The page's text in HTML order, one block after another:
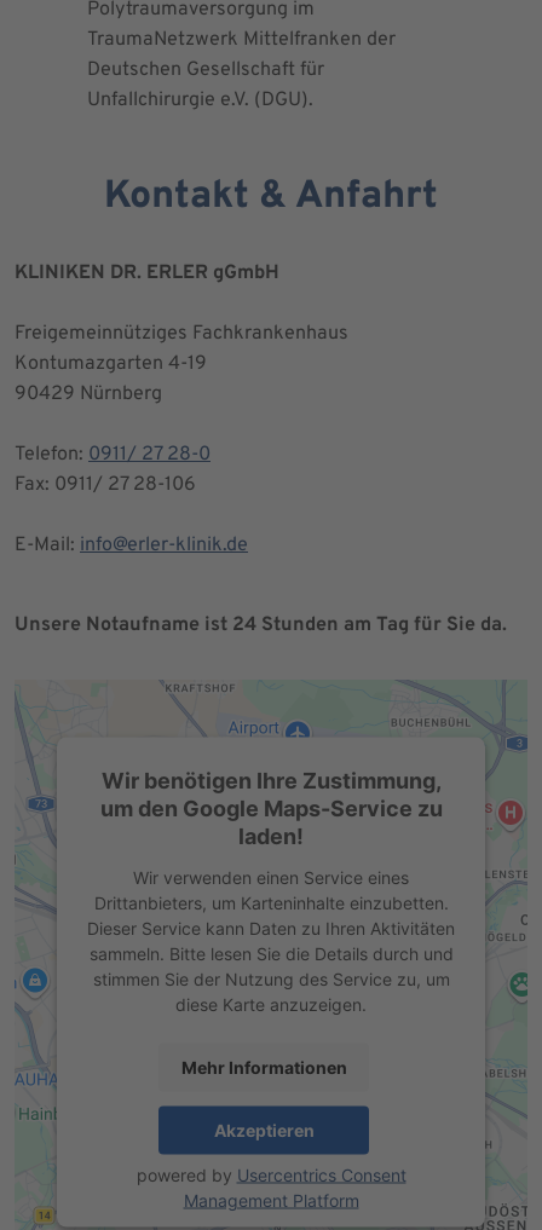
Polytraumaversorgung im
TraumaNetzwerk Mittelfranken der
Deutschen Gesellschaft für
Unfallchirurgie e.V. (DGU).
Kontakt & Anfahrt
KLINIKEN DR. ERLER gGmbH
Freigemeinnütziges Fachkrankenhaus
Kontumazgarten 4-19
90429 Nürnberg
Telefon: 0911/ 27 28-0
Fax: 0911/ 27 28-106
E-Mail: info@erler-klinik.de
Unsere Notaufname ist 24 Stunden am Tag für Sie da.
Wir benötigen Ihre Zustimmung,
um den Google Maps-Service zu
laden!
Wir verwenden einen Service eines
Drittanbieters, um Karteninhalte einzubetten.
Dieser Service kann Daten zu Ihren Aktivitäten
sammeln. Bitte lesen Sie die Details durch und
stimmen Sie der Nutzung des Service zu, um
diese Karte anzuzeigen.
Mehr Informationen
Akzeptieren
powered by Usercentrics Consent
Management Platform